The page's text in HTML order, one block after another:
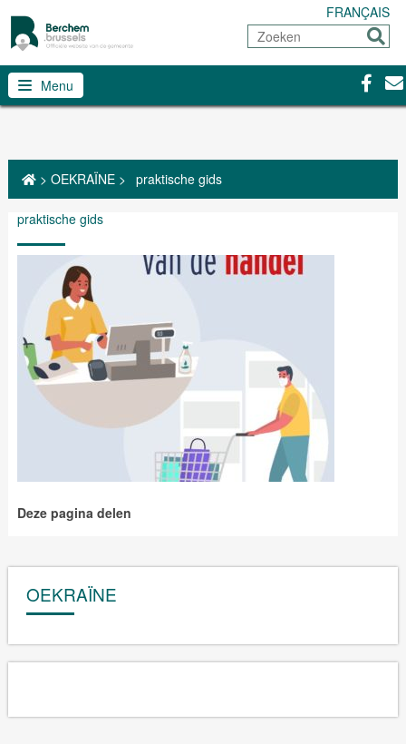
FRANÇAIS
Zoeken
Sturen
Menu
> OEKRAÏNE> praktische gids
praktische gids
Deze pagina delen
OEKRAÏNE